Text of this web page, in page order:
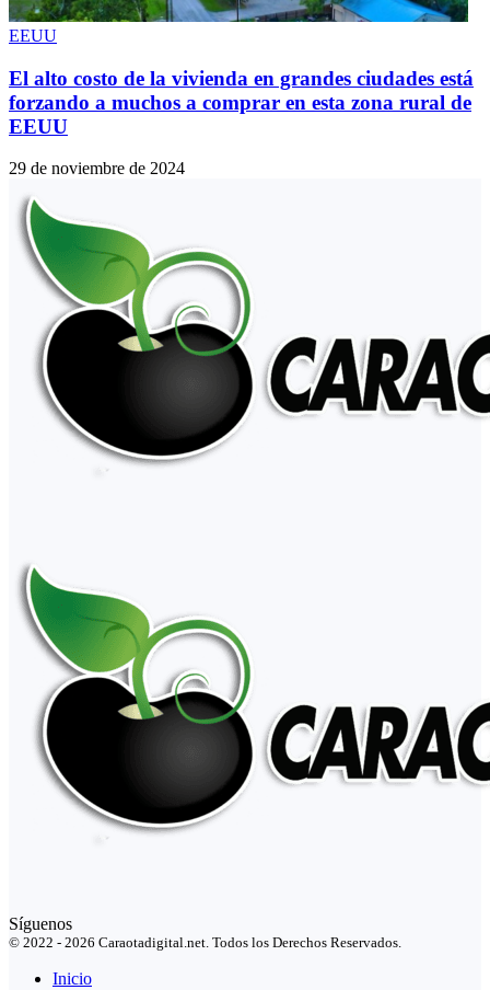
EEUU
El alto costo de la vivienda en grandes ciudades está
forzando a muchos a comprar en esta zona rural de
EEUU
29 de noviembre de 2024
Síguenos
© 2022 - 2026 Caraotadigital.net. Todos los Derechos Reservados.
Inicio